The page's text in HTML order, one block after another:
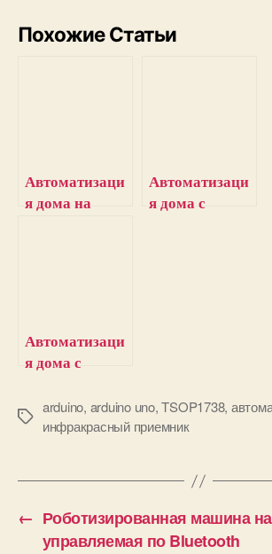
Похожие Статьи
Автоматизаци
я дома на
Автоматизаци
я дома с
Автоматизаци
я дома с
Arduino
М
arduino, arduino uno,TSOP1738,
инфракрасный приемник
← Роботизированная машина
управляемая по Bluetooth